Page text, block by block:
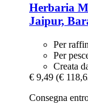
Herbaria
Jaipur,
Per
Per
Creata
€ 9,49 (€
Consegna